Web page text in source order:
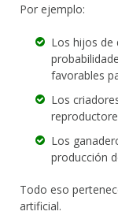
Por ejemplo:
Los hijos de
favorables
Los
Los
producción
Todo eso
artificial.